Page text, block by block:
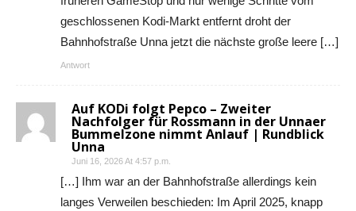
geschlossenen Kodi-Markt entfernt droht der
Bahnhofstraße Unna jetzt die nächste große leere […]
Antwort
Auf KODi folgt Pepco – Zweiter
Nachfolger für Rossmann in der Unnaer
Bummelzone nimmt Anlauf | Rundblick
Unna
Juni 16, 2026 At 4:57 p.m.
[…] Ihm war an der Bahnhofstraße allerdings kein
langes Verweilen beschieden: Im April 2025, knapp